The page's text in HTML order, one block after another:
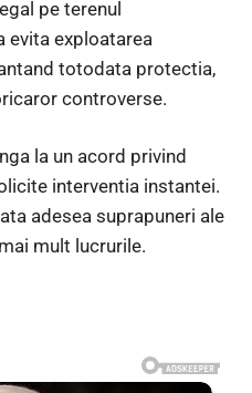
pe terenul
evita exploatarea
totodata protectia,
controverse.
la un acord privind
interventia instantei.
adesea suprapuneri ale
mult lucrurile.